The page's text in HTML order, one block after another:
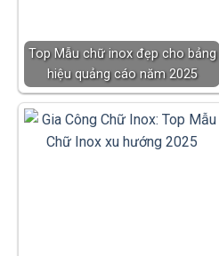
Top Mẫu chữ inox đẹp cho bảng
hiệu quảng cáo năm 2025